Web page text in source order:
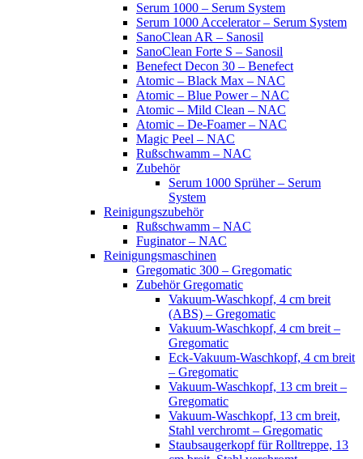
Serum 1000 – Serum System
Serum 1000 Accelerator – Serum System
SanoClean AR – Sanosil
SanoClean Forte S – Sanosil
Benefect Decon 30 – Benefect
Atomic – Black Max – NAC
Atomic – Blue Power – NAC
Atomic – Mild Clean – NAC
Atomic – De-Foamer – NAC
Magic Peel – NAC
Rußschwamm – NAC
Zubehör
Serum 1000 Sprüher – Serum
System
Reinigungszubehör
Rußschwamm – NAC
Fuginator – NAC
Reinigungsmaschinen
Gregomatic 300 – Gregomatic
Zubehör Gregomatic
Vakuum-Waschkopf, 4 cm breit
(ABS) – Gregomatic
Vakuum-Waschkopf, 4 cm breit –
Gregomatic
Eck-Vakuum-Waschkopf, 4 cm breit
– Gregomatic
Vakuum-Waschkopf, 13 cm breit –
Gregomatic
Vakuum-Waschkopf, 13 cm breit,
Stahl verchromt – Gregomatic
Staubsaugerkopf für Rolltreppe, 13